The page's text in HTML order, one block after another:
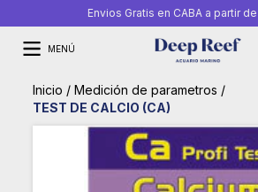
Envios Gratis en CABA a partir
MENÚ
Inicio / Medición de parametros /
TEST DE CALCIO (CA)